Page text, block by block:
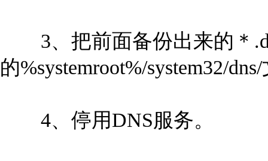
3、把前面备份出来的＊
的%systemroot%/system32/
4、停用DNS服务。